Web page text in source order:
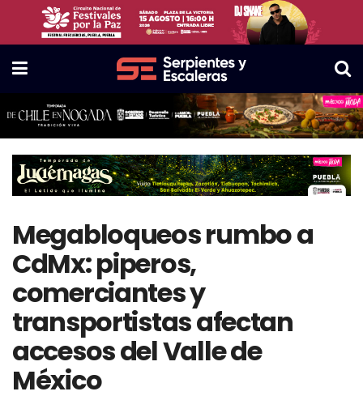
Megabloqueos rumbo a
CdMx: piperos,
comerciantes y
transportistas afectan
accesos del Valle de
México